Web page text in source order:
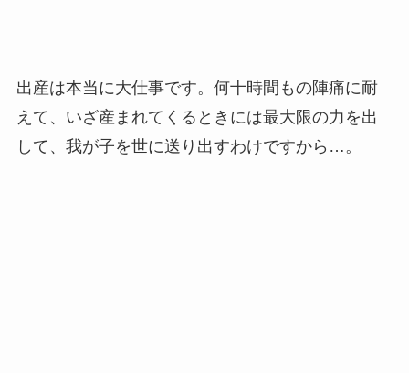
出産は本当に大仕事です。何十時間もの陣痛に耐
えて、いざ産まれてくるときには最大限の力を出
して、我が子を世に送り出すわけですから…。